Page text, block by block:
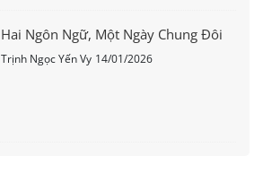
Hai Ngôn Ngữ, Một Ngày Chung Đôi
Trịnh Ngọc Yến Vy 14/01/2026